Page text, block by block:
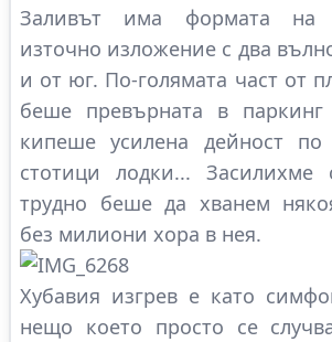
Заливът има формата на
източно изложение с два
и от юг. По-голямата част от
беше превърната в
кипеше усилена дейност по
стотици лодки...
трудно беше да хванем
без милиони хора в нея.
Хубавия изгрев е като
нещо което просто се